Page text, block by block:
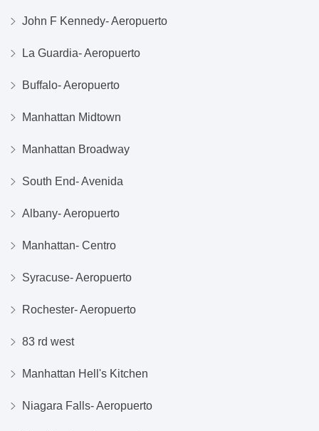
John F Kennedy- Aeropuerto
La Guardia- Aeropuerto
Buffalo- Aeropuerto
Manhattan Midtown
Manhattan Broadway
South End- Avenida
Albany- Aeropuerto
Manhattan- Centro
Syracuse- Aeropuerto
Rochester- Aeropuerto
83 rd west
Manhattan Hell's Kitchen
Niagara Falls- Aeropuerto